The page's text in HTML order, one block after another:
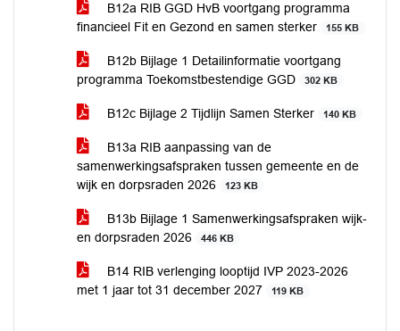
B12a RIB GGD HvB voortgang programma
financieel Fit en Gezond en samen sterker
155 KB
B12b Bijlage 1 Detailinformatie voortgang
programma Toekomstbestendige GGD
302 KB
B12c Bijlage 2 Tijdlijn Samen Sterker 140 KB
B13a RIB aanpassing van de
samenwerkingsafspraken tussen gemeente en de
wijk en dorpsraden 2026
123 KB
B13b Bijlage 1 Samenwerkingsafspraken wijk-
en dorpsraden 2026
446 KB
B14 RIB verlenging looptijd IVP 2023-2026
met 1 jaar tot 31 december 2027
119 KB